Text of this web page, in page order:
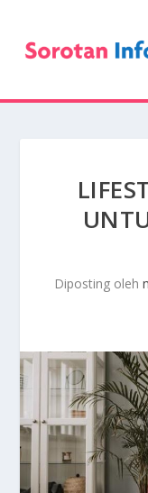
Diposting oleh